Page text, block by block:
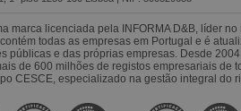
marca licenciada pela INFORMA D&B, líder
contém todas as empresas em Portugal e é
públicas e das próprias empresas. Desde
de 600 milhões de registos empresariais de
CESCE, especializado na gestão integral do